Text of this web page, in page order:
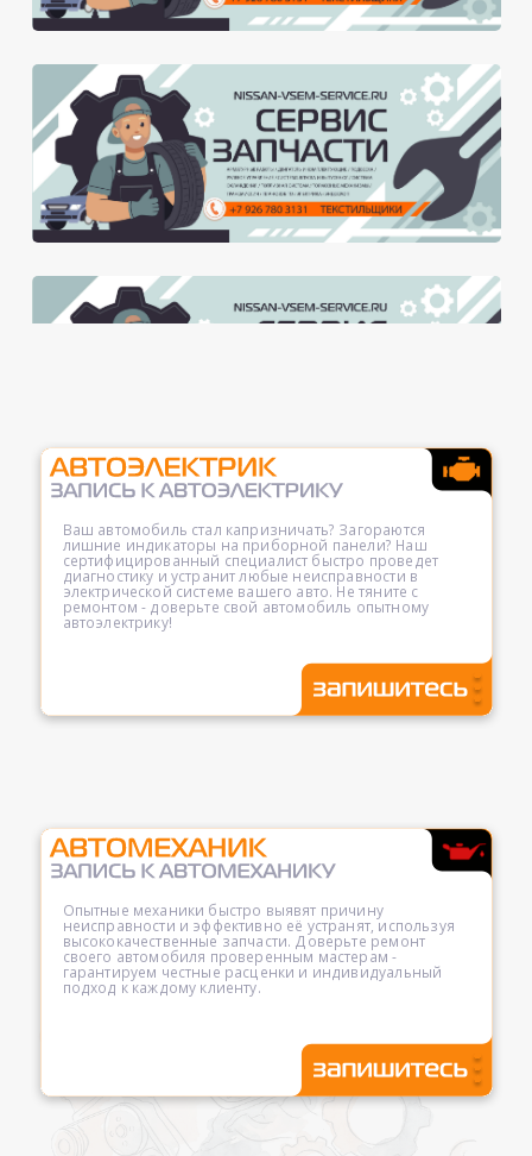
Ваш автомобиль стал капризничать? Загораются
лишние индикаторы на приборной панели? Наш
сертифицированный специалист быстро проведет
диагностику и устранит любые неисправности в
электрической системе вашего авто. Не тяните с
ремонтом - доверьте свой автомобиль опытному
автоэлектрику!
Опытные механики быстро выявят причину
неисправности и эффективно её устранят, используя
высококачественные запчасти. Доверьте ремонт
своего автомобиля проверенным мастерам -
гарантируем честные расценки и индивидуальный
подход к каждому клиенту.